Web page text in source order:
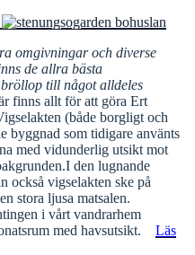
omgivningar och diverse
de allra bästa
till något alldeles
finns allt för att göra Ert
(både borgligt och
byggnad som tidigare använts
med vidunderlig utsikt mot
den lugnande
också vigselakten ske på
stora ljusa matsalen.
i vårt vandrarhem
med havsutsikt. Läs